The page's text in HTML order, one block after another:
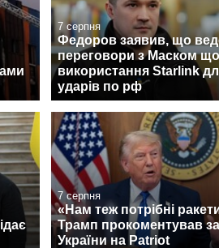
7 серпня
Федоров заявив, що
переговори з Маском
використання Starlink
ударів по рф
7 серпня
«Нам теж потрібні
Трамп прокоментував
України на Patriot